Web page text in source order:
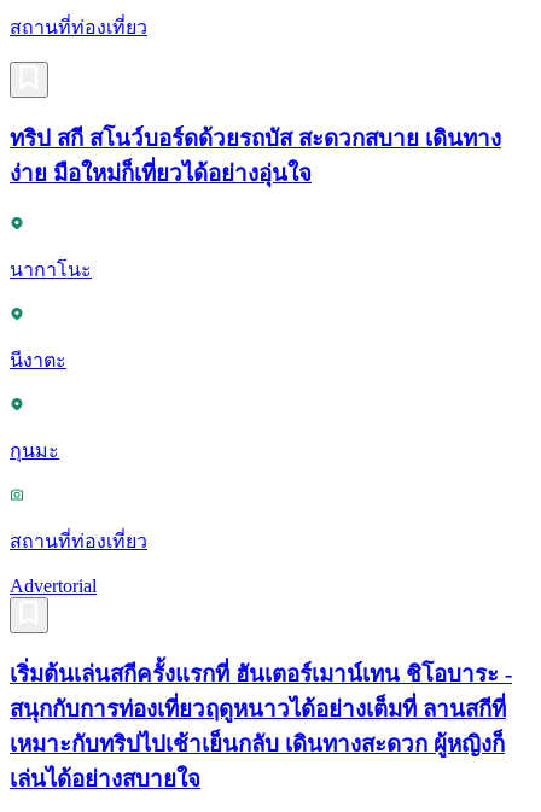
สถานที่ท่องเที่ยว
ทริป สกี สโนว์บอร์ดด้วยรถบัส สะดวกสบาย เดินทาง
ง่าย มือใหม่ก็เที่ยวได้อย่างอุ่นใจ
นากาโนะ
นีงาตะ
กุนมะ
สถานที่ท่องเที่ยว
Advertorial
เริ่มต้นเล่นสกีครั้งแรกที่ ฮันเตอร์เมาน์เทน ชิโอบาระ -
สนุกกับการท่องเที่ยวฤดูหนาวได้อย่างเต็มที่ ลานสกีที่
เหมาะกับทริปไปเช้าเย็นกลับ เดินทางสะดวก ผู้หญิงก็
เล่นได้อย่างสบายใจ